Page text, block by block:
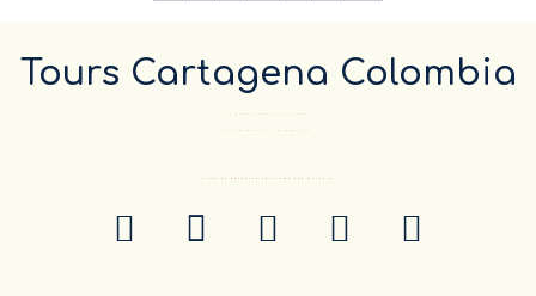
Tours Cartagena Colombia